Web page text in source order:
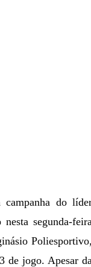
do
segunda-
Poliesportivo,
de jogo. Apesar